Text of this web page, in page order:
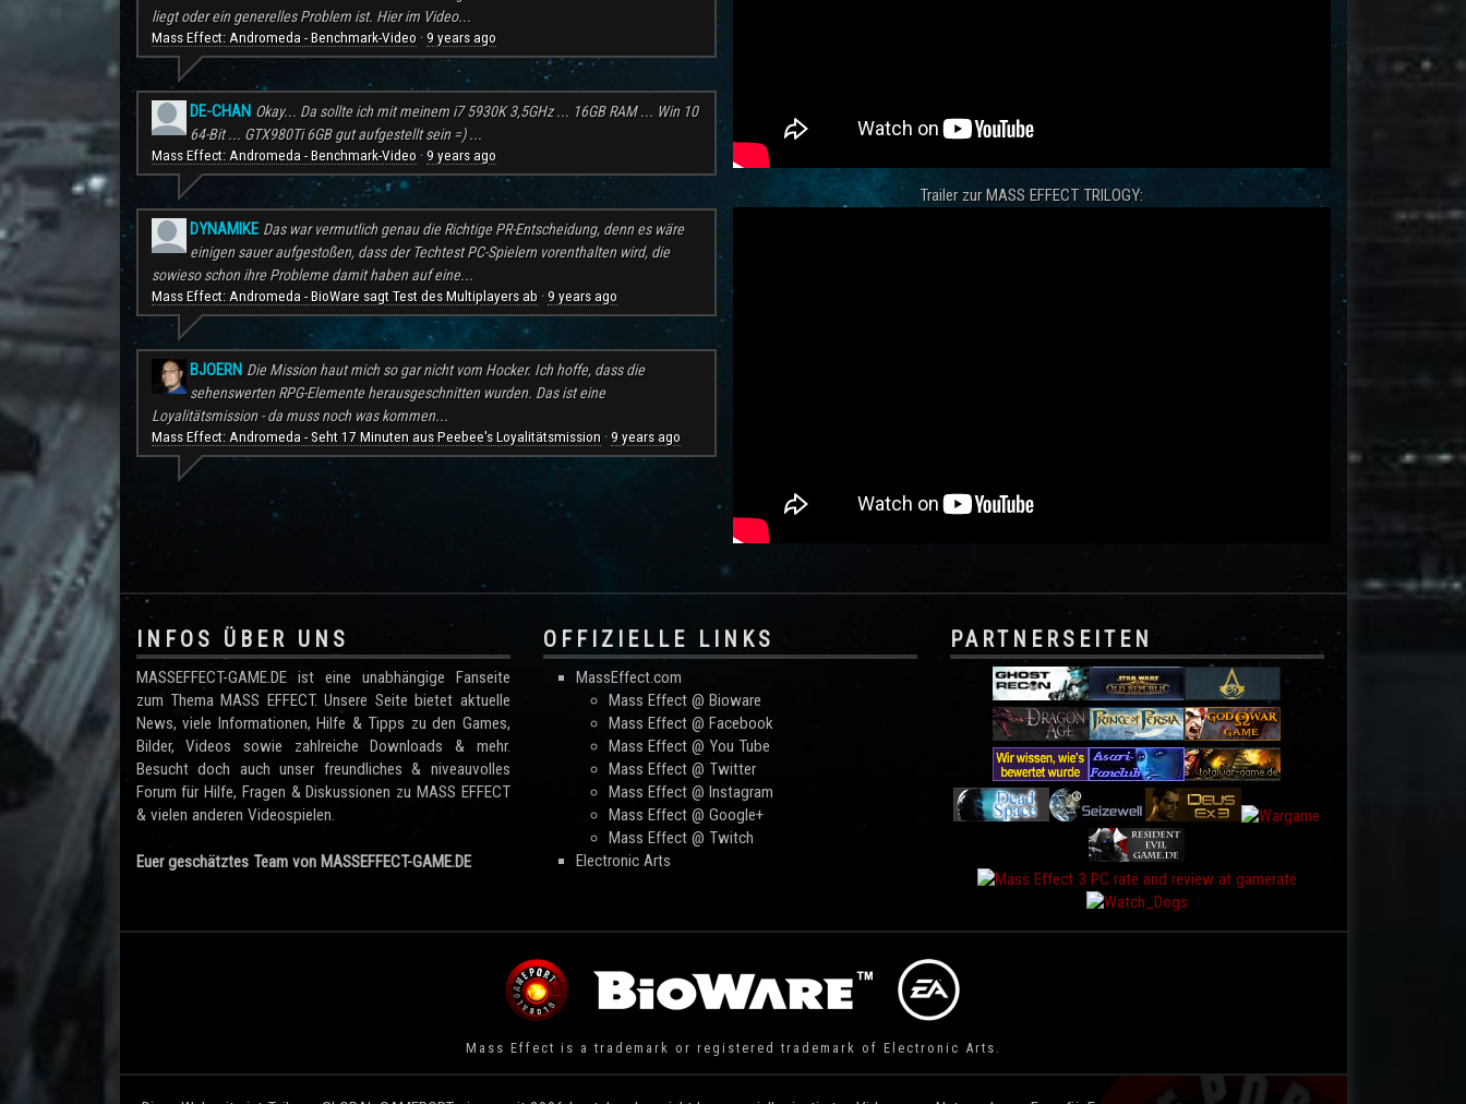
liegt oder ein generelles Problem ist. Hier im Video...
Mass Effect: Andromeda - Benchmark-Video · 9 years ago
DE-CHAN Okay... Da sollte ich mit meinem i7 5930K 3,5GHz ... 16GB RAM ... Win 10
64-Bit ... GTX980Ti 6GB gut aufgestellt sein =) ...
Mass Effect: Andromeda - Benchmark-Video · 9 years ago
DYNAMIKE Das war vermutlich genau die Richtige PR-Entscheidung, denn es wäre
einigen sauer aufgestoßen, dass der Techtest PC-Spielern vorenthalten wird, die
sowieso schon ihre Probleme damit haben auf eine...
Mass Effect: Andromeda - BioWare sagt Test des Multiplayers ab · 9 years ago
BJOERN Die Mission haut mich so gar nicht vom Hocker. Ich hoffe, dass die
sehenswerten RPG-Elemente herausgeschnitten wurden. Das ist eine
Loyalitätsmission - da muss noch was kommen...
Mass Effect: Andromeda - Seht 17 Minuten aus Peebee's Loyalitätsmission · 9 years ago
Trailer zur MASS EFFECT TRILOGY:
.
INFOS ÜBER UNS
MASSEFFECT-GAME.DE ist eine unabhängige Fanseite
zum Thema MASS EFFECT. Unsere Seite bietet aktuelle
News, viele Informationen, Hilfe & Tipps zu den Games,
Bilder, Videos sowie zahlreiche Downloads & mehr.
Besucht doch auch unser freundliches & niveauvolles
Forum für Hilfe, Fragen & Diskussionen zu MASS EFFECT
& vielen anderen Videospielen.
Euer geschätztes Team von MASSEFFECT-GAME.DE
OFFIZIELLE LINKS
MassEffect.com
Mass Effect @ Bioware
Mass Effect @ Facebook
Mass Effect @ You Tube
Mass Effect @ Twitter
Mass Effect @ Instagram
Mass Effect @ Google+
Mass Effect @ Twitch
Electronic Arts
PARTNERSEITEN
Mass Effect is a trademark or registered trademark of Electronic Arts.